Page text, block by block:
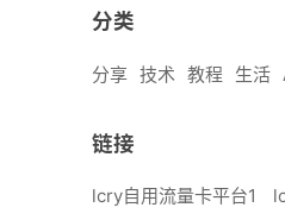
分类
分享 技术 教程 生活
链接
lcry自用流量卡平台1